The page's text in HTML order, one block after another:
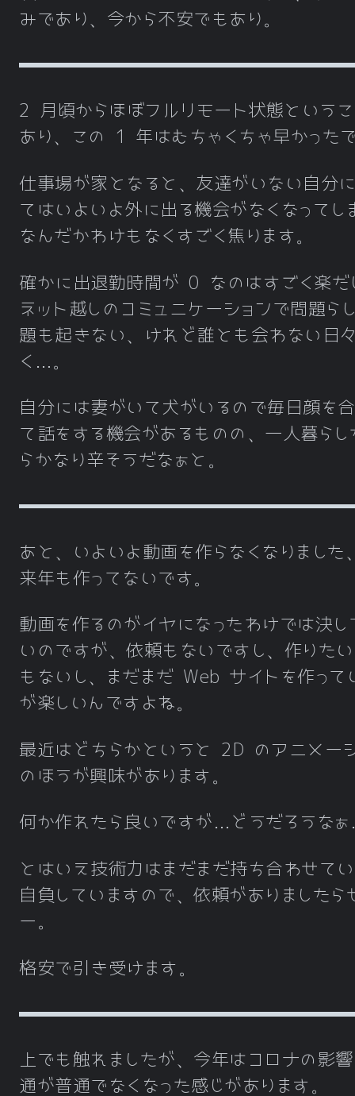
みであり、今から不安でもあり。
2 月頃からほぼフルリモート状態という
あり、この 1 年はむちゃくちゃ早かった
仕事場が家となると、友達がいない自分
てはいよいよ外に出る機会がなくなってし
なんだかわけもなくすごく焦ります。
確かに出退勤時間が 0 なのはすごく楽だ
ネット越しのコミュニケーションで問題ら
題も起きない、けれど誰とも会わない日
く…。
自分には妻がいて犬がいるので毎日顔を
て話をする機会があるものの、一人暮らし
らかなり辛そうだなぁと。
あと、いよいよ動画を作らなくなりました
来年も作ってないです。
動画を作るのがイヤになったわけでは決し
いのですが、依頼もないですし、作りた
もないし、まだまだ Web サイトを作って
が楽しいんですよね。
最近はどちらかというと 2D のアニメー
のほうが興味があります。
何か作れたら良いですが…どうだろうな
とはいえ技術力はまだまだ持ち合わせて
自負していますので、依頼がありましたら
ー。
格安で引き受けます。
上でも触れましたが、今年はコロナの影
通が普通でなくなった感じがあります。